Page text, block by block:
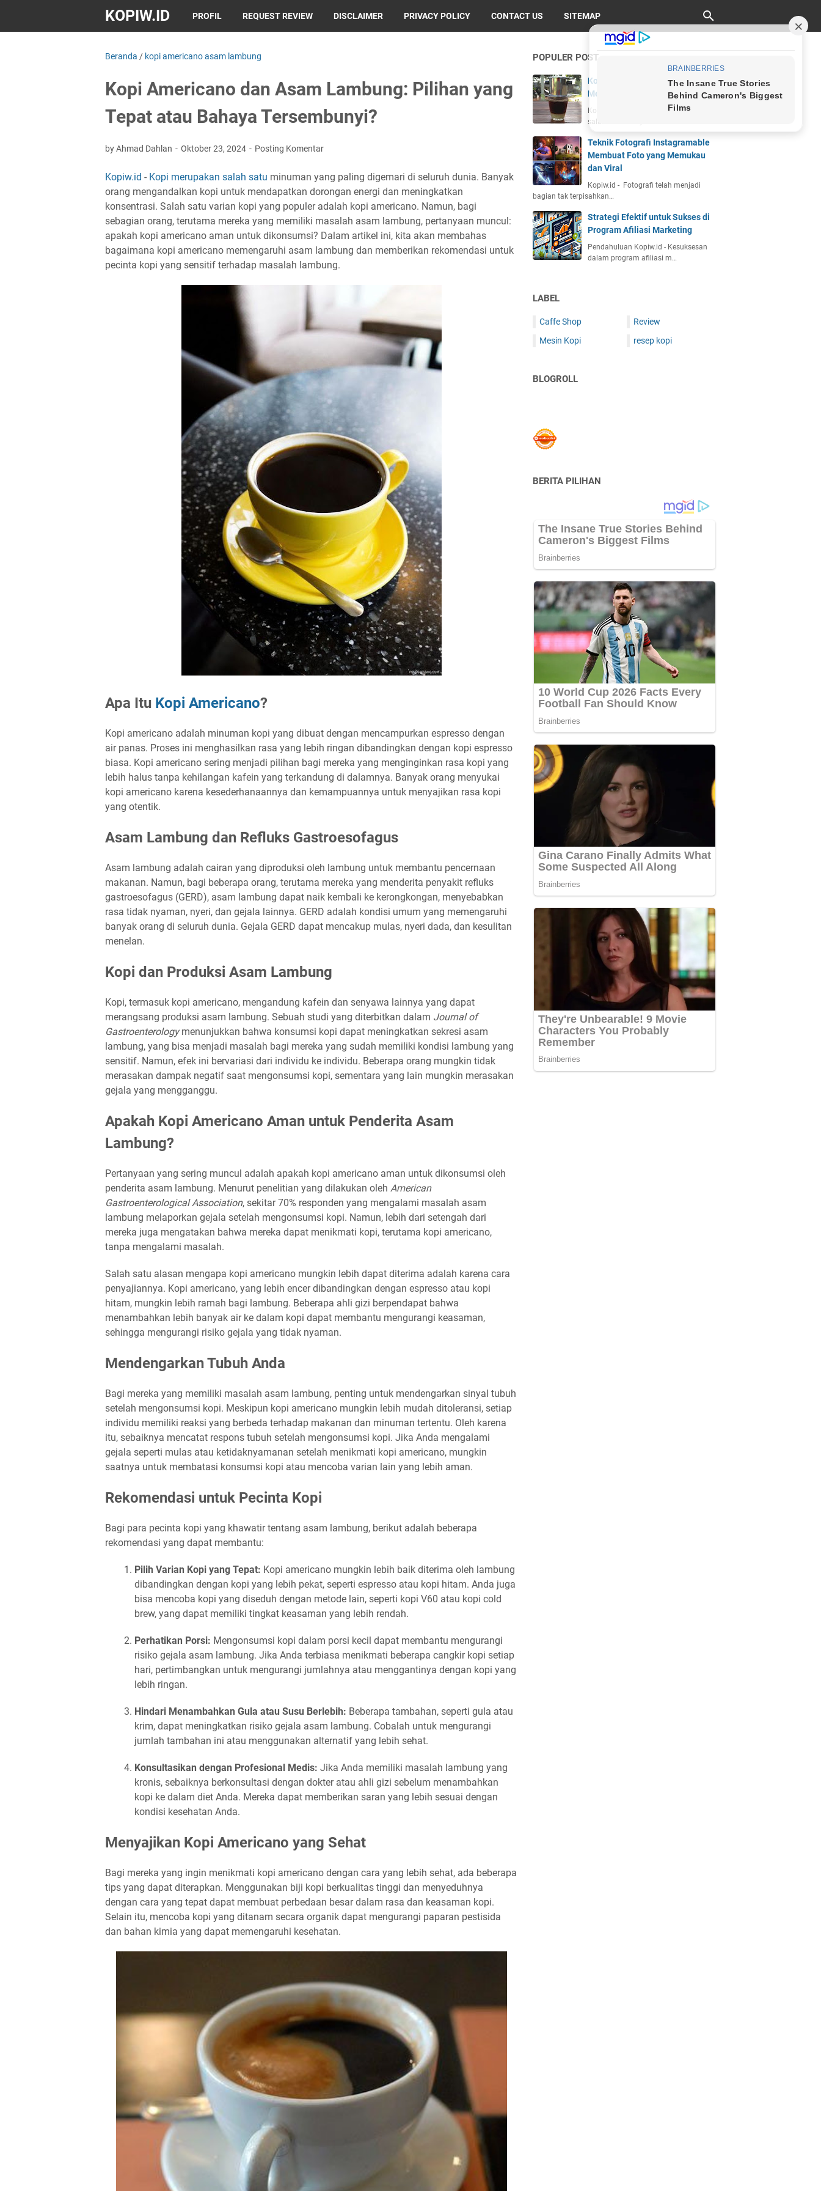
KOPIW.ID PROFIL REQUEST REVIEW DISCLAIMER PRIVACY POLICY CONTACT US SITEMAP
Beranda / kopi americano asam lambung
Kopi Americano dan Asam Lambung: Pilihan yang
Tepat atau Bahaya Tersembunyi?
by Ahmad Dahlan Oktober 23, 2024 Posting Komentar
Kopiw.id - Kopi merupakan salah satu minuman yang paling digemari di seluruh dunia. Banyak
orang mengandalkan kopi untuk mendapatkan dorongan energi dan meningkatkan
konsentrasi. Salah satu varian kopi yang populer adalah kopi americano. Namun, bagi
sebagian orang, terutama mereka yang memiliki masalah asam lambung, pertanyaan muncul:
apakah kopi americano aman untuk dikonsumsi? Dalam artikel ini, kita akan membahas
bagaimana kopi americano memengaruhi asam lambung dan memberikan rekomendasi untuk
pecinta kopi yang sensitif terhadap masalah lambung.
Apa Itu Kopi Americano?
Kopi americano adalah minuman kopi yang dibuat dengan mencampurkan espresso dengan
air panas. Proses ini menghasilkan rasa yang lebih ringan dibandingkan dengan kopi espresso
biasa. Kopi americano sering menjadi pilihan bagi mereka yang menginginkan rasa kopi yang
lebih halus tanpa kehilangan kafein yang terkandung di dalamnya. Banyak orang menyukai
kopi americano karena kesederhanaannya dan kemampuannya untuk menyajikan rasa kopi
yang otentik.
Asam Lambung dan Refluks Gastroesofagus
Asam lambung adalah cairan yang diproduksi oleh lambung untuk membantu pencernaan
makanan. Namun, bagi beberapa orang, terutama mereka yang menderita penyakit refluks
gastroesofagus (GERD), asam lambung dapat naik kembali ke kerongkongan, menyebabkan
rasa tidak nyaman, nyeri, dan gejala lainnya. GERD adalah kondisi umum yang memengaruhi
banyak orang di seluruh dunia. Gejala GERD dapat mencakup mulas, nyeri dada, dan kesulitan
menelan.
Kopi dan Produksi Asam Lambung
Kopi, termasuk kopi americano, mengandung kafein dan senyawa lainnya yang dapat
merangsang produksi asam lambung. Sebuah studi yang diterbitkan dalam Journal of
Gastroenterologymenunjukkan bahwa konsumsi kopi dapat meningkatkan sekresi asam
lambung, yang bisa menjadi masalah bagi mereka yang sudah memiliki kondisi lambung yang
sensitif. Namun, efek ini bervariasi dari individu ke individu. Beberapa orang mungkin tidak
merasakan dampak negatif saat mengonsumsi kopi, sementara yang lain mungkin merasakan
gejala yang mengganggu.
Apakah Kopi Americano Aman untuk Penderita Asam
Lambung?
Pertanyaan yang sering muncul adalah apakah kopi americano aman untuk dikonsumsi oleh
penderita asam lambung. Menurut penelitian yang dilakukan oleh American
Gastroenterological Association, sekitar 70% responden yang mengalami masalah asam
lambung melaporkan gejala setelah mengonsumsi kopi. Namun, lebih dari setengah dari
mereka juga mengatakan bahwa mereka dapat menikmati kopi, terutama kopi americano,
tanpa mengalami masalah.
Salah satu alasan mengapa kopi americano mungkin lebih dapat diterima adalah karena cara
penyajiannya. Kopi americano, yang lebih encer dibandingkan dengan espresso atau kopi
hitam, mungkin lebih ramah bagi lambung. Beberapa ahli gizi berpendapat bahwa
menambahkan lebih banyak air ke dalam kopi dapat membantu mengurangi keasaman,
sehingga mengurangi risiko gejala yang tidak nyaman.
Mendengarkan Tubuh Anda
Bagi mereka yang memiliki masalah asam lambung, penting untuk mendengarkan sinyal tubuh
setelah mengonsumsi kopi. Meskipun kopi americano mungkin lebih mudah ditoleransi, setiap
individu memiliki reaksi yang berbeda terhadap makanan dan minuman tertentu. Oleh karena
itu, sebaiknya mencatat respons tubuh setelah mengonsumsi kopi. Jika Anda mengalami
gejala seperti mulas atau ketidaknyamanan setelah menikmati kopi americano, mungkin
saatnya untuk membatasi konsumsi kopi atau mencoba varian lain yang lebih aman.
Rekomendasi untuk Pecinta Kopi
Bagi para pecinta kopi yang khawatir tentang asam lambung, berikut adalah beberapa
rekomendasi yang dapat membantu:
Pilih Varian Kopi yang Tepat: Kopi americano mungkin lebih baik diterima oleh lambung
dibandingkan dengan kopi yang lebih pekat, seperti espresso atau kopi hitam. Anda juga
bisa mencoba kopi yang diseduh dengan metode lain, seperti kopi V60 atau kopi cold
brew, yang dapat memiliki tingkat keasaman yang lebih rendah.
Perhatikan Porsi: Mengonsumsi kopi dalam porsi kecil dapat membantu mengurangi
risiko gejala asam lambung. Jika Anda terbiasa menikmati beberapa cangkir kopi setiap
hari, pertimbangkan untuk mengurangi jumlahnya atau menggantinya dengan kopi yang
lebih ringan.
Hindari Menambahkan Gula atau Susu Berlebih: Beberapa tambahan, seperti gula atau
krim, dapat meningkatkan risiko gejala asam lambung. Cobalah untuk mengurangi
jumlah tambahan ini atau menggunakan alternatif yang lebih sehat.
Konsultasikan dengan Profesional Medis: Jika Anda memiliki masalah lambung yang
kronis, sebaiknya berkonsultasi dengan dokter atau ahli gizi sebelum menambahkan
kopi ke dalam diet Anda. Mereka dapat memberikan saran yang lebih sesuai dengan
kondisi kesehatan Anda.
Menyajikan Kopi Americano yang Sehat
Bagi mereka yang ingin menikmati kopi americano dengan cara yang lebih sehat, ada beberapa
tips yang dapat diterapkan. Menggunakan biji kopi berkualitas tinggi dan menyeduhnya
dengan cara yang tepat dapat membuat perbedaan besar dalam rasa dan keasaman kopi.
Selain itu, mencoba kopi yang ditanam secara organik dapat mengurangi paparan pestisida
dan bahan kimia yang dapat memengaruhi kesehatan.
POPULER POST
Kopi Vietnam Drip: Sejarah, Cara
Membuat, dan Cita Rasa Unik
Kopiw.id - Kopi Vietnam drip adalah
salah satu kekayaan bu…
Teknik Fotografi Instagramable
Membuat Foto yang Memukau
dan Viral
Kopiw.id - Fotografi telah menjadi
bagian tak terpisahkan…
Strategi Efektif untuk Sukses di
Program Afiliasi Marketing
Pendahuluan Kopiw.id - Kesuksesan
dalam program afiliasi m…
LABEL
Caffe Shop
Mesin Kopi
Review
resep kopi
BLOGROLL
BERITA PILIHAN